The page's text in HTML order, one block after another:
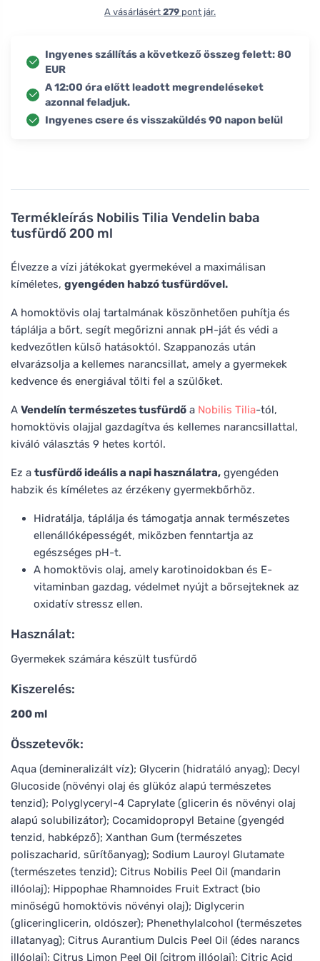
Termékleírás Nobilis Tilia Vendelin baba
tusfürdő 200 ml
Élvezze a vízi játékokat gyermekével a maximálisan
kíméletes, gyengéden habzó tusfürdővel.
A homoktövis olaj tartalmának köszönhetően puhítja és
táplálja a bőrt, segít megőrizni annak pH-ját és védi a
kedvezőtlen külső hatásoktól. Szappanozás után
elvarázsolja a kellemes narancsillat, amely a gyermekek
kedvence és energiával tölti fel a szülőket.
A Vendelín természetes tusfürdő a Nobilis Tilia-tól,
homoktövis olajjal gazdagítva és kellemes narancsillattal,
kiváló választás 9 hetes kortól.
Ez a tusfürdő ideális a napi használatra, gyengéden
habzik és kíméletes az érzékeny gyermekbőrhöz.
Hidratálja, táplálja és támogatja annak természetes
ellenállóképességét, miközben fenntartja az
egészséges pH-t.
A homoktövis olaj, amely karotinoidokban és E-
vitaminban gazdag, védelmet nyújt a bőrsejteknek az
oxidatív stressz ellen.
Használat:
Gyermekek számára készült tusfürdő
Kiszerelés:
200 ml
Összetevők:
Aqua (demineralizált víz); Glycerin (hidratáló anyag); Decyl
Glucoside (növényi olaj és glükóz alapú természetes
tenzid); Polyglyceryl-4 Caprylate (glicerin és növényi olaj
alapú solubilizátor); Cocamidopropyl Betaine (gyengéd
tenzid, habképző); Xanthan Gum (természetes
poliszacharid, sűrítőanyag); Sodium Lauroyl Glutamate
(természetes tenzid); Citrus Nobilis Peel Oil (mandarin
illóolaj); Hippophae Rhamnoides Fruit Extract (bio
minőségű homoktövis növényi olaj); Diglycerin
(gliceringlicerin, oldószer); Phenethylalcohol (természetes
illatanyag); Citrus Aurantium Dulcis Peel Oil (édes narancs
illóolaj); Citrus Limon Peel Oil (citrom illóolaj); Citric Acid
A vásárlásért 279 pont jár.
Ingyenes szállítás a következő összeg felett: 80
EUR
A 12:00 óra előtt leadott megrendeléseket
azonnal feladjuk.
Ingyenes csere és visszaküldés 90 napon belül